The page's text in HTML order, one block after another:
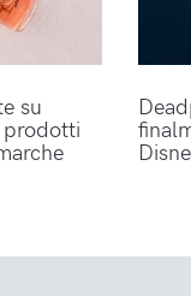
su